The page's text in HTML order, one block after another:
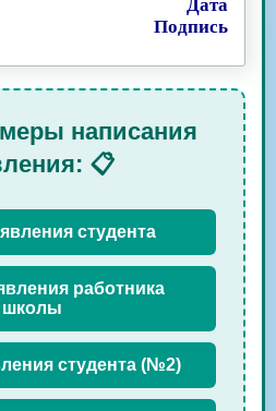
Дата
Подпись
написания
📋
студента
работника
школы
студента (№2)